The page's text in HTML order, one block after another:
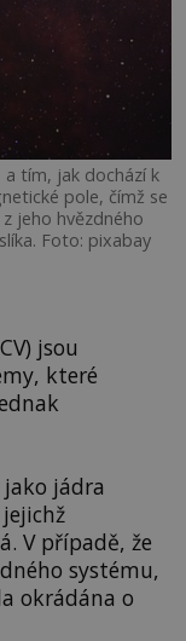
tím, jak dochází k
pole, čímž se
jeho hvězdného
Foto: pixabay
jsou
které
jádra
V případě, že
systému,
okrádána o